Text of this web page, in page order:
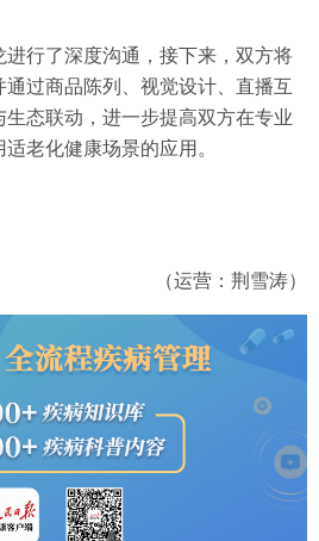
进行了深度沟通，接下来，双方将
过商品陈列、视觉设计、直播互
态联动，进一步提高双方在专业
老化健康场景的应用。
（运营：荆雪涛）